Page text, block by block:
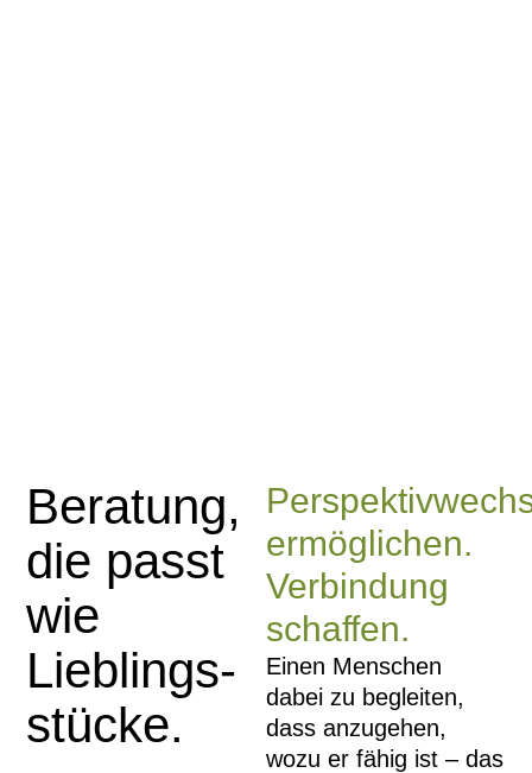
Beratung,
die passt
wie
Lieblings­
stücke.
ermöglichen.
Verbindung
schaffen.
Einen Menschen
dabei zu begleiten,
dass anzugehen,
wozu er fähig ist – das